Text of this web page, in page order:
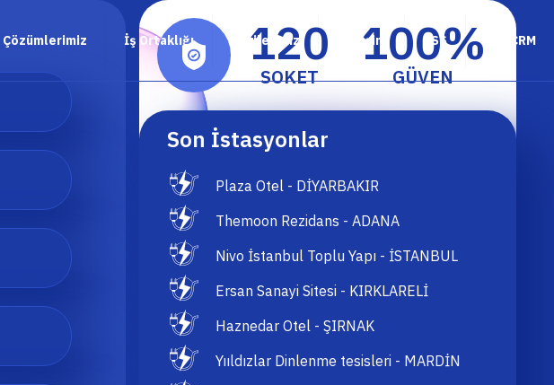
Çözümlerimiz İş Ortaklığı Bayilerimiz İletişim SSS KRNCRM
SOKET
120
GÜVEN
100%
Son İstasyonlar
Plaza Otel - DİYARBAKIR
Themoon Rezidans - ADANA
Nivo İstanbul Toplu Yapı - İSTANBUL
Ersan Sanayi Sitesi - KIRKLARELİ
Haznedar Otel - ŞIRNAK
Yııldızlar Dinlenme tesisleri - MARDİN